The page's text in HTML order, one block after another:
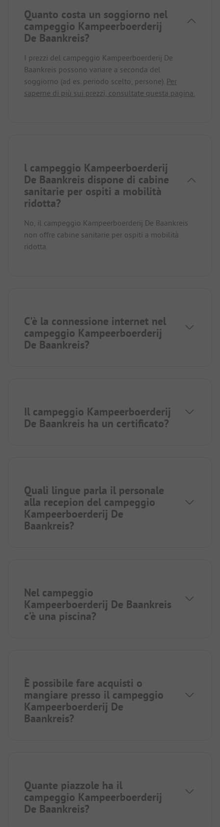
Quanto costa un soggiorno nel
campeggio Kampeerboerderij
De Baankreis?
I prezzi del campeggio Kampeerboerderij De
Baankreis possono variare a seconda del
soggiorno (ad es. periodo scelto, persone). Per
saperne di più sui prezzi, consultate questa pagina.
l campeggio Kampeerboerderij
De Baankreis dispone di cabine
sanitarie per ospiti a mobilità
ridotta?
No, il campeggio Kampeerboerderij De Baankreis
non offre cabine sanitarie per ospiti a mobilità
ridotta.
C'è la connessione internet nel
campeggio Kampeerboerderij
De Baankreis?
Il campeggio Kampeerboerderij
De Baankreis ha un certificato?
Quali lingue parla il personale
alla recepion del campeggio
Kampeerboerderij De
Baankreis?
Nel campeggio
Kampeerboerderij De Baankreis
c’è una piscina?
È possibile fare acquisti o
mangiare presso il campeggio
Kampeerboerderij De
Baankreis?
Quante piazzole ha il
campeggio Kampeerboerderij
De Baankreis?